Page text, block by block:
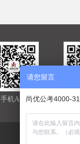
手机APP
请您留言
尚优公考4000-